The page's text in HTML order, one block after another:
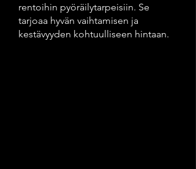
rentoihin pyöräilytarpeisiin. Se
tarjoaa hyvän vaihtamisen ja
kestävyyden kohtuulliseen hintaan.